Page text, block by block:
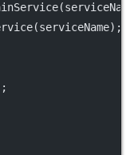
(serviceName);